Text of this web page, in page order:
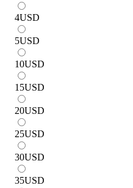
4USD
5USD
10USD
15USD
20USD
25USD
30USD
35USD